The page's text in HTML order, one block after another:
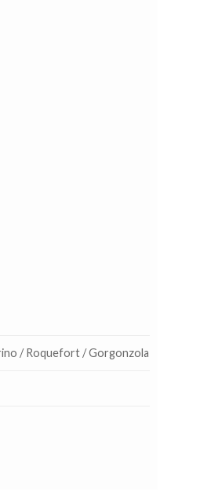
/ Roquefort / Gorgonzola